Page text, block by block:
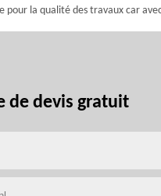
pour la qualité des travaux car
de devis gratuit